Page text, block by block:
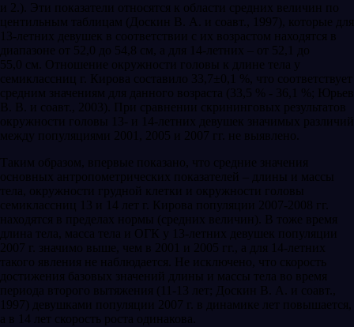
и 2.). Эти показатели относятся к области средних величин по
центильным таблицам (Доскин В. А. и соавт., 1997), которые для
13-летних девушек в соответствии с их возрастом находятся в
диапазоне от 52,0 до 54,8 см, а для 14-летних – от 52,1 до
55,0 см. Отношение окружности головы к длине тела у
семиклассниц г. Кирова составило 33,7±0,1 %, что соответствует
средним значениям для данного возраста (33,5 % - 36,1 %; Юрьев
В. В. и соавт., 2003). При сравнении скрининговых результатов
окружности головы 13- и 14-летних девушек значимых различий
между популяциями 2001, 2005 и 2007 гг. не выявлено.
Таким образом, впервые показано, что средние значения
основных антропометрических показателей – длины и массы
тела, окружности грудной клетки и окружности головы
семиклассниц 13 и 14 лет г. Кирова популяции 2007-2008 гг.
находятся в пределах нормы (средних величин). В тоже время
длина тела, масса тела и ОГК у 13-летних девушек популяции
2007 г. значимо выше, чем в 2001 и 2005 гг., а для 14-летних
такого явления не наблюдается. Не исключено, что скорость
достижения базовых значений длины и массы тела во время
периода второго вытяжения (11-13 лет; Доскин В. А. и соавт.,
1997) девушками популяции 2007 г. в динамике лет повышается,
а в 14 лет скорость роста одинакова.